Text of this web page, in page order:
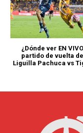
¿Dónde ver EN VIVO
partido de vuelta
Liguilla Pachuca vs